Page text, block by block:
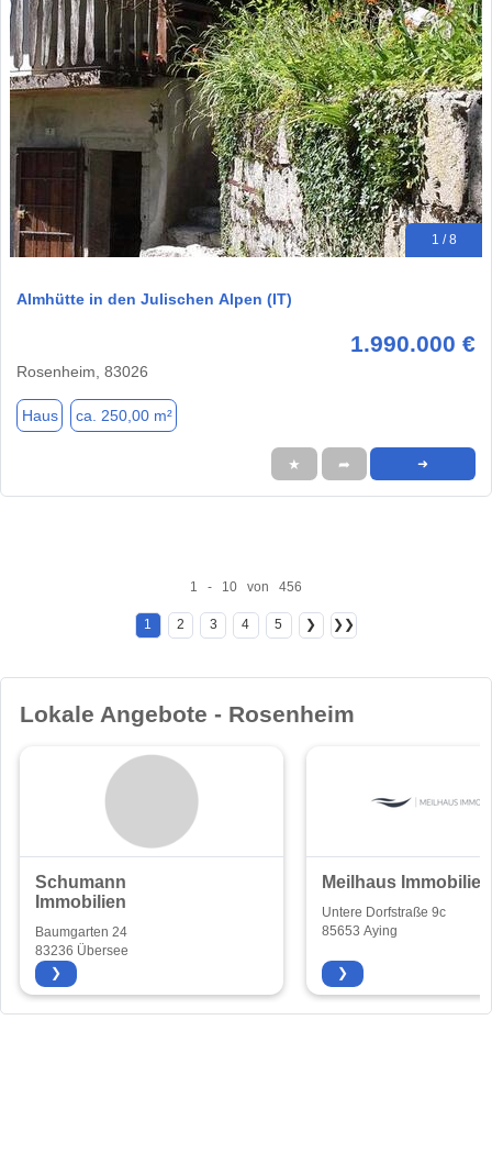
1 / 8
Almhütte in den Julischen Alpen (IT)
1.990.000 €
Rosenheim, 83026
Haus ca. 250,00 m²
★ ➦ ➜
1 - 10 von 456
1 2 3 4 5 ❯ ❯❯
Lokale Angebote - Rosenheim
Schumann
Immobilien
Baumgarten 24
83236 Übersee
❯
Meilhaus Immobilien
Untere Dorfstraße 9c
85653 Aying
❯